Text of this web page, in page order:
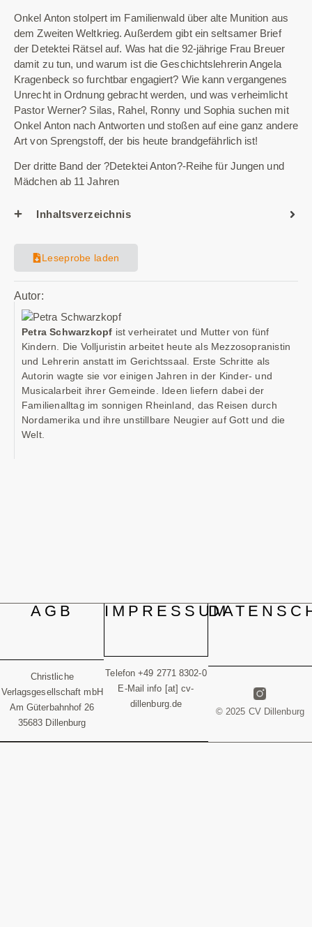
Onkel Anton stolpert im Familienwald über alte Munition aus
dem Zweiten Weltkrieg. Außerdem gibt ein seltsamer Brief
der Detektei Rätsel auf. Was hat die 92-jährige Frau Breuer
damit zu tun, und warum ist die Geschichtslehrerin Angela
Kragenbeck so furchtbar engagiert? Wie kann vergangenes
Unrecht in Ordnung gebracht werden, und was verheimlicht
Pastor Werner? Silas, Rahel, Ronny und Sophia suchen mit
Onkel Anton nach Antworten und stoßen auf eine ganz andere
Art von Sprengstoff, der bis heute brandgefährlich ist!
Der dritte Band der ?Detektei Anton?-Reihe für Jungen und
Mädchen ab 11 Jahren
Inhaltsverzeichnis
Leseprobe laden
Autor:
Petra Schwarzkopf ist verheiratet und Mutter von fünf
Kindern. Die Volljuristin arbeitet heute als Mezzosopranistin
und Lehrerin anstatt im Gerichtssaal. Erste Schritte als
Autorin wagte sie vor einigen Jahren in der Kinder- und
Musicalarbeit ihrer Gemeinde. Ideen liefern dabei der
Familienalltag im sonnigen Rheinland, das Reisen durch
Nordamerika und ihre unstillbare Neugier auf Gott und die
Welt.
AGB
Christliche
Verlagsgesellschaft mbH
Am Güterbahnhof 26
35683 Dillenburg
IMPRESSUM
Telefon +49 2771 8302-0
E-Mail info [at] cv-
dillenburg.de
© 2025 CV Dillenburg